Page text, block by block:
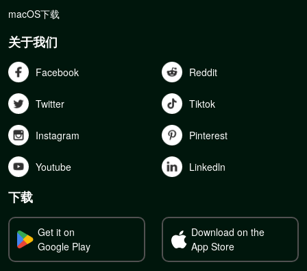
macOS下载
关于我们
Facebook Reddit
Twitter Tiktok
Instagram Pinterest
Youtube Linkedln
下载
Get it on
Google Play
Download on the
App Store